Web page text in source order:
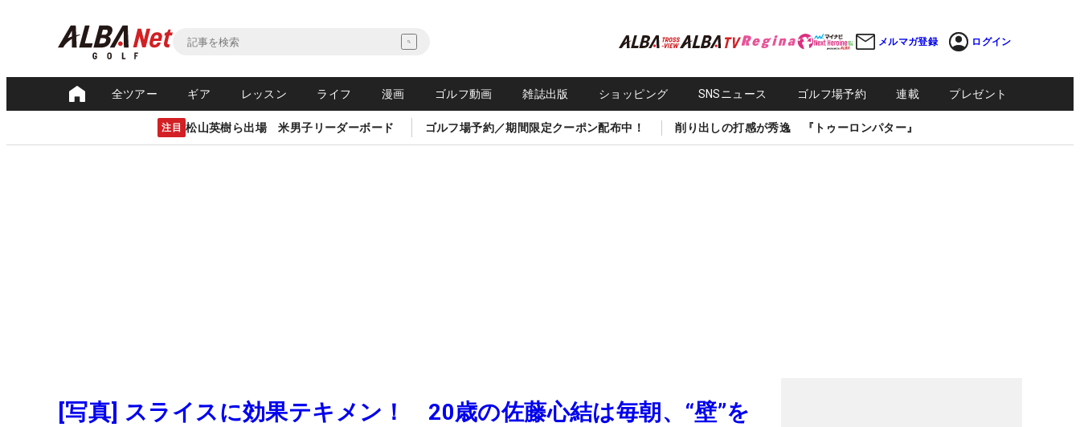
メルマガ登録 ログイン
全ツアー ギア レッスン ライフ 漫画 ゴルフ動画 雑誌出版 ショッピング SNSニュース ゴルフ場予約 連載 プレゼント
注目 松山英樹ら出場 米男子リーダーボード ゴルフ場予約／期間限定クーポン配布中！ 削り出しの打感が秀逸 『トゥーロンパター』
[写真] スライスに効果テキメン！ 20歳の佐藤心結は毎朝、“壁”を